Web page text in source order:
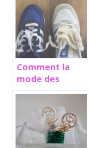
Comment la
mode des
une autre
envergure ?